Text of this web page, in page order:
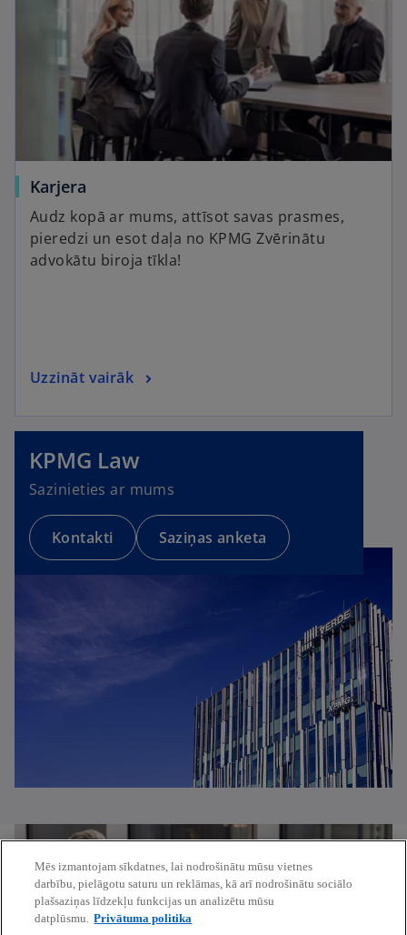
Karjera
Audz kopā ar mums, attīsot savas prasmes,
pieredzi un esot daļa no KPMG Zvērinātu
advokātu biroja tīkla!
Uzzināt vairāk
KPMG Law
Sazinieties ar mums
Kontakti Saziņas anketa
Mēs izmantojam sīkdatnes, lai nodrošinātu mūsu vietnes
darbību, pielāgotu saturu un reklāmas, kā arī nodrošinātu sociālo
plašsaziņas līdzekļu funkcijas un analizētu mūsu
datplūsmu. Privātuma politika